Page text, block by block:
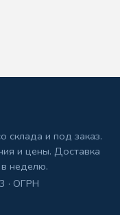
склада и под заказ.
и цены. Доставка
неделю.
· ОГРН